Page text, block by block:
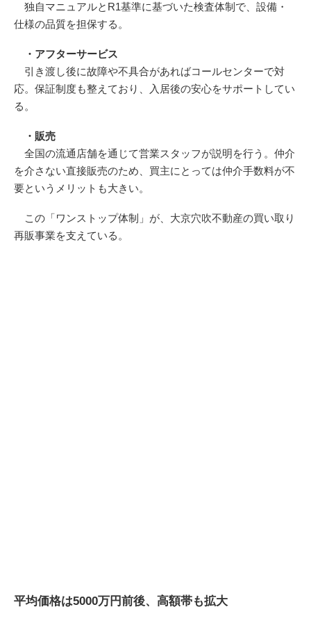
独自マニュアルとR1基準に基づいた検査体制で、設備・
仕様の品質を担保する。
・アフターサービス
引き渡し後に故障や不具合があればコールセンターで対
応。保証制度も整えており、入居後の安心をサポートしてい
る。
・販売
全国の流通店舗を通じて営業スタッフが説明を行う。仲介
を介さない直接販売のため、買主にとっては仲介手数料が不
要というメリットも大きい。
この「ワンストップ体制」が、大京穴吹不動産の買い取り
再販事業を支えている。
平均価格は5000万円前後、高額帯も拡大